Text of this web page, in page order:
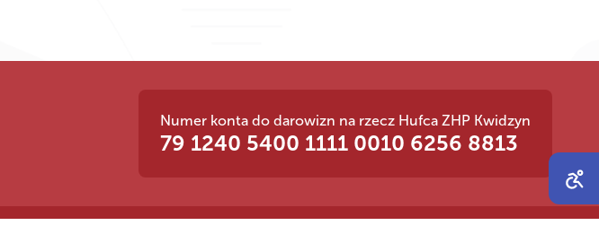
Numer konta do darowizn na rzecz Hufca ZHP Kwidzyn
79 ‍1240 ‍5400 ‍1111 ‍0010 ‍6256 ‍8813